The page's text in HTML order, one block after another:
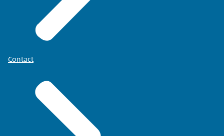
Contact